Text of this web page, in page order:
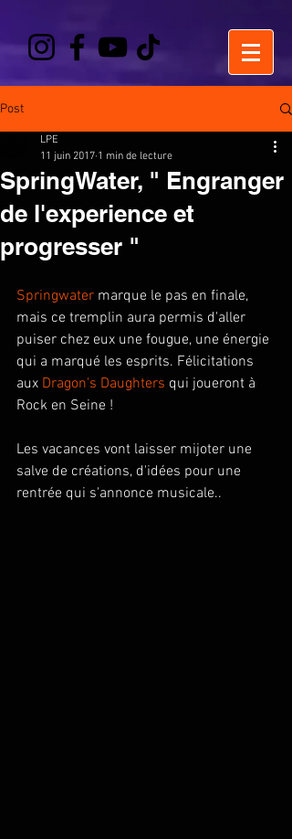
Post
SpringWater, " Engranger
de l'experience et
progresser "
LPE
11 juin 2017 1 min de lecture
Springwater marque le pas en finale,
mais ce tremplin aura permis d'aller
puiser chez eux une fougue, une énergie
qui a marqué les esprits. Félicitations
aux Dragon's Daughters qui joueront à
Rock en Seine !
Les vacances vont laisser mijoter une
salve de créations, d'idées pour une
rentrée qui s'annonce musicale..